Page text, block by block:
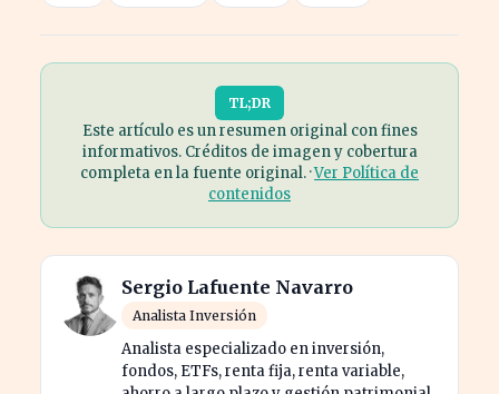
TL;DR
Este artículo es un resumen original con fines
informativos. Créditos de imagen y cobertura
completa en la fuente original. ·Ver Política de
contenidos
Sergio Lafuente Navarro
Analista Inversión
Analista especializado en inversión,
fondos, ETFs, renta fija, renta variable,